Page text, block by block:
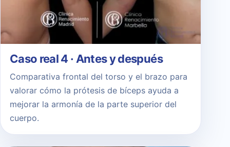
Caso real 4 · Antes y después
Comparativa frontal del torso y el brazo para
valorar cómo la prótesis de bíceps ayuda a
mejorar la armonía de la parte superior del
cuerpo.